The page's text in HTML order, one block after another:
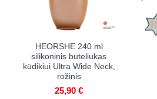
HEORSHE 240 ml
silikoninis buteliukas
kūdikiui Ultra Wide Neck,
rožinis
25,90 €